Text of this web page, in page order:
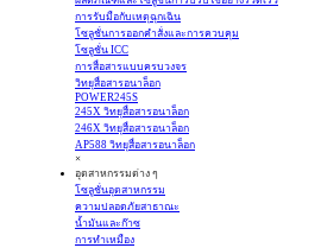
การรับมือกับเหตุฉุกเฉิน
โซลูชั่นการออกคำสั่งและการควบคุม
โซลูชั่น ICC
การสื่อสารแบบครบวงจร
วิทยุสื่อสารอนาล็อก
POWER245S
245X วิทยุสื่อสารอนาล็อก
246X วิทยุสื่อสารอนาล็อก
AP588 วิทยุสื่อสารอนาล็อก
×
อุตสาหกรรมต่าง ๆ
โซลูชั่นอุตสาหกรรม
ความปลอดภัยสาธาณะ
น้ำมันและก๊าซ
การทำเหมือง